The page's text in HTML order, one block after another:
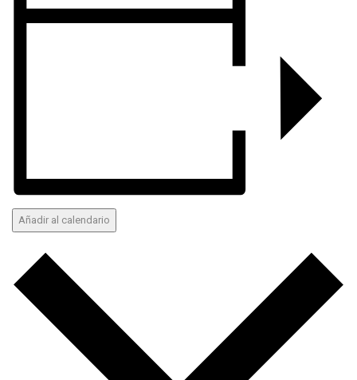
Añadir al calendario